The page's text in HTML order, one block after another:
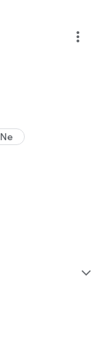
more_vert
Ne
expand_more